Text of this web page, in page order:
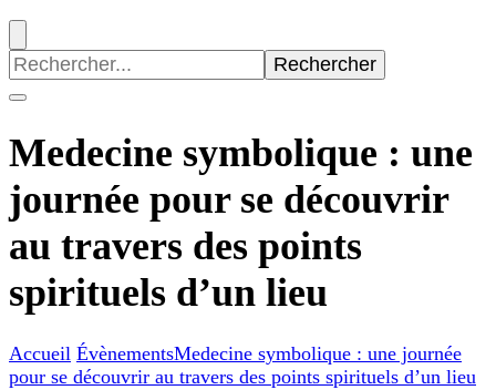
Recherche
pour
:
Medecine symbolique : une
journée pour se découvrir
au travers des points
spirituels d’un lieu
Accueil ÉvènementsMedecine symbolique : une journée
pour se découvrir au travers des points spirituels d’un lieu